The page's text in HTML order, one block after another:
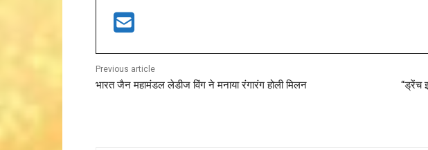
Previous article
भारत जैन महामंडल लेडीज विंग ने मनाया रंगारंग होली मिलन “ड्रेंच